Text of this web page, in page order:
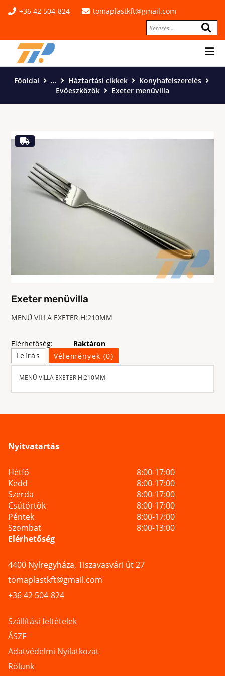
+36 42 504-824 tomaplastkft@gmail.com
Főoldal ... Háztartási cikkek
Konyhafelszerelés
Evőeszközök
Exeter menüvilla
Exeter menüvilla
MENÜ VILLA EXETER H:210MM
Elérhetőség:
Raktáron
Leírás
Vélemények (0)
MENÜ VILLA EXETER H:210MM
Nyitvatartás
Hétfő
8:00-17:00
Kedd
8:00-17:00
Szerda
8:00-17:00
Csütörtök
8:00-17:00
Péntek
8:00-17:00
Szombat
8:00-13:00
Elérhetőség
4400 Nyíregyháza, Tiszavasvári út 27
tomaplastkft@gmail.com
+36 42 504-824
Szállítási feltételek
ÁSZF
Adatvédelmi Nyilatkozat
Rólunk